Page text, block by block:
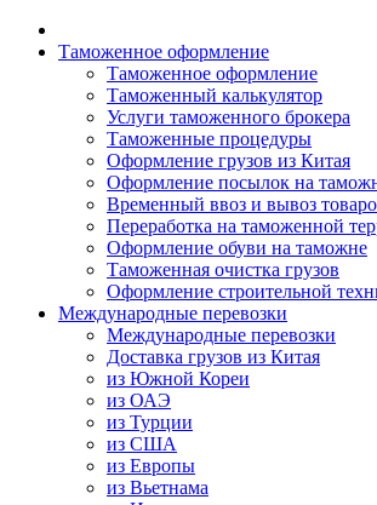
Таможенное оформление
Таможенное оформление
Таможенный калькулятор
Услуги таможенного брокера
Таможенные процедуры
Оформление грузов из Китая
Оформление посылок на
Временный ввоз и вывоз
Переработка на таможенной
Оформление обуви на таможне
Таможенная очистка грузов
Оформление строительной
Международные перевозки
Международные перевозки
Доставка грузов из Китая
из Южной Кореи
из ОАЭ
из Турции
из США
из Европы
из Вьетнама